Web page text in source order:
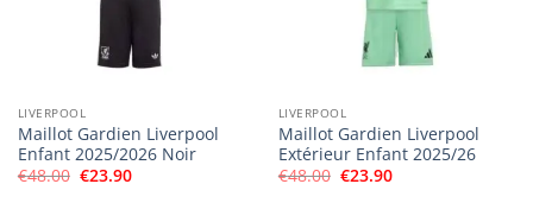
LIVERPOOL
Maillot Gardien Liverpool
Enfant 2025/2026 Noir
€48.00 Le
prix
€23.90Le
LIVERPOOL
Maillot Gardien Liverpool
Extérieur Enfant 2025/26
€48.00 Le
prix
€23.90Le